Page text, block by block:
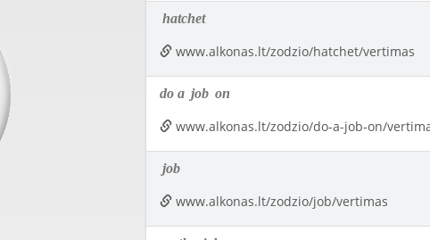
hatchet
www.alkonas.lt/zodzio/hatchet/vertimas
do a job on
www.alkonas.lt/zodzio/do-a-job-on/
job
www.alkonas.lt/zodzio/job/vertimas